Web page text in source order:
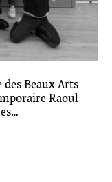
Beaux Arts
Raoul